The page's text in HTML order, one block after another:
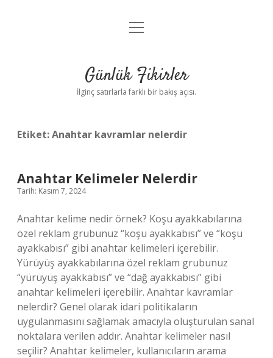
Anasayfa
Yasal Uyarı
menüyü
Günlük Fikirler
İlginç satırlarla farklı bir bakış açısı.
Etiket:Anahtar kavramlar nelerdir
Anahtar Kelimeler Nelerdir
Tarih: Kasım 7, 2024
Anahtar kelime nedir örnek? Koşu ayakkabılarına
özel reklam grubunuz “koşu ayakkabısı” ve “koşu
ayakkabısı” gibi anahtar kelimeleri içerebilir.
Yürüyüş ayakkabılarına özel reklam grubunuz
“yürüyüş ayakkabısı” ve “dağ ayakkabısı” gibi
anahtar kelimeleri içerebilir. Anahtar kavramlar
nelerdir? Genel olarak idari politikaların
uygulanmasını sağlamak amacıyla oluşturulan sanal
noktalara verilen addır. Anahtar kelimeler nasıl
seçilir? Anahtar kelimeler, kullanıcıların arama